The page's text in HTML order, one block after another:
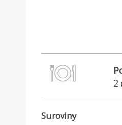
2
Suroviny